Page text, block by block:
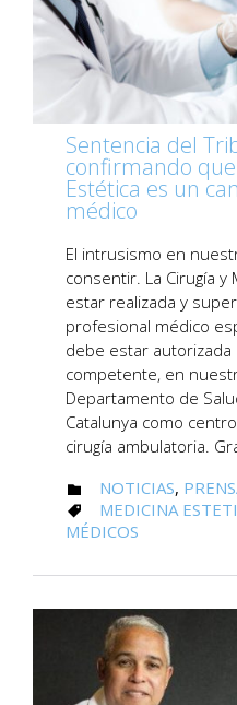
Sentencia del
confirmando
Estética es un
médico
El intrusismo en
consentir. La Cirugía y
estar realizada y
profesional médico
debe estar
competente, en
Departamento de
Catalunya como
cirugía ambulatoria.
 CATEGORY
NOTICIAS,
 CATEGORY
MEDICINA
MÉDICOS